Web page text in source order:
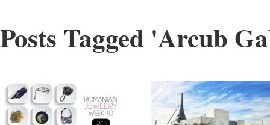
Posts Tagged 'Arcub